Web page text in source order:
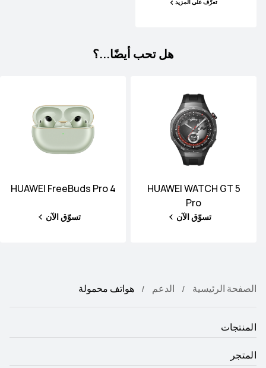
تعرّف على المزيد
هل تحب أيضًا...؟
HUAWEI WATCH GT 5
Pro
تسوّق الآن
HUAWEI FreeBuds Pro 4
تسوّق الآن
الصفحة الرئيسية الدعم هواتف محمولة
المنتجات
المتجر